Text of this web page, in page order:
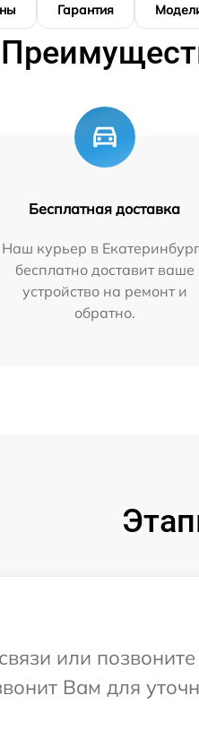
Гарантия
Бесплатная доставка
Наш курьер в
бесплатно доставит ваше
устройство на ремонт и
обратно.
или
Вам для